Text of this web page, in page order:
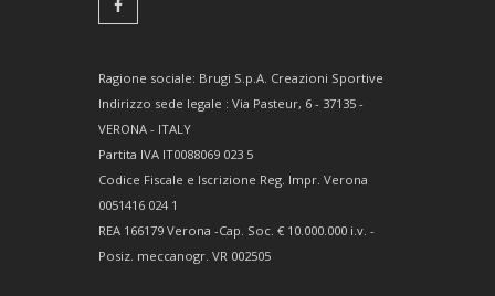
Ragione sociale: Brugi S.p.A. Creazioni Sportive
Indirizzo sede legale : Via Pasteur, 6 - 37135 -
VERONA - ITALY
Partita IVA IT0088069 023 5
Codice Fiscale e Iscrizione Reg. Impr. Verona
0051416 024 1
REA 166179 Verona -Cap. Soc. € 10.000.000 i.v. -
Posiz. meccanogr. VR 002505